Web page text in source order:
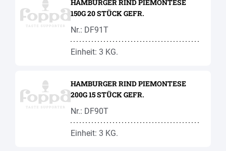
HAMBURGER RIND PIEMONTESE
150G 20 STÜCK GEFR.
Nr.: DF91T
Einheit: 3 KG.
HAMBURGER RIND PIEMONTESE
200G 15 STÜCK GEFR.
Nr.: DF90T
Einheit: 3 KG.